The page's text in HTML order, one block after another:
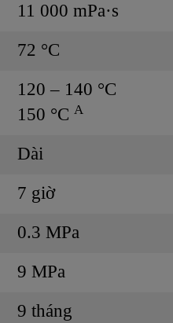
11 000 mPa·s
72 °C
120 – 140 °C
150 °C A
Dài
7 giờ
0.3 MPa
9 MPa
9 tháng